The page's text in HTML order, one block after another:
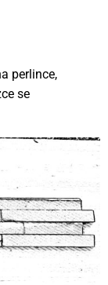
perlince,
se